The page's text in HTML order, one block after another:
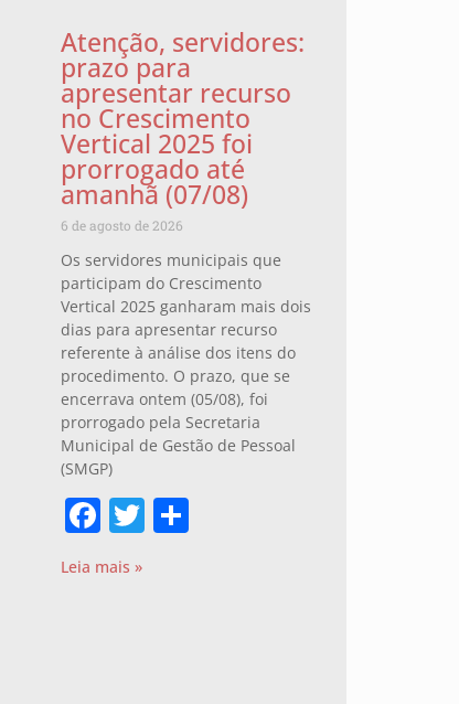
Atenção, servidores:
prazo para
apresentar recurso
no Crescimento
Vertical 2025 foi
prorrogado até
amanhã (07/08)
6 de agosto de 2026
Os servidores municipais que
participam do Crescimento
Vertical 2025 ganharam mais dois
dias para apresentar recurso
referente à análise dos itens do
procedimento. O prazo, que se
encerrava ontem (05/08), foi
prorrogado pela Secretaria
Municipal de Gestão de Pessoal
(SMGP)
Facebook
Twitter
Leia mais »